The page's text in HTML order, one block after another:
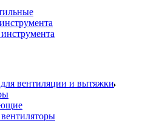
вентиляции и вытяжки